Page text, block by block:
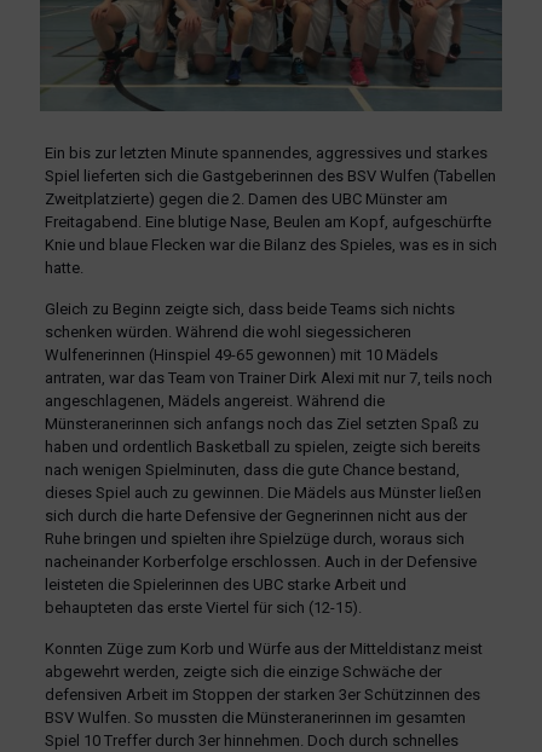
Ein bis zur letzten Minute spannendes, aggressives und starkes
Spiel lieferten sich die Gastgeberinnen des BSV Wulfen (Tabellen
Zweitplatzierte) gegen die 2. Damen des UBC Münster am
Freitagabend. Eine blutige Nase, Beulen am Kopf, aufgeschürfte
Knie und blaue Flecken war die Bilanz des Spieles, was es in sich
hatte.
Gleich zu Beginn zeigte sich, dass beide Teams sich nichts
schenken würden. Während die wohl siegessicheren
Wulfenerinnen (Hinspiel 49-65 gewonnen) mit 10 Mädels
antraten, war das Team von Trainer Dirk Alexi mit nur 7, teils noch
angeschlagenen, Mädels angereist. Während die
Münsteranerinnen sich anfangs noch das Ziel setzten Spaß zu
haben und ordentlich Basketball zu spielen, zeigte sich bereits
nach wenigen Spielminuten, dass die gute Chance bestand,
dieses Spiel auch zu gewinnen. Die Mädels aus Münster ließen
sich durch die harte Defensive der Gegnerinnen nicht aus der
Ruhe bringen und spielten ihre Spielzüge durch, woraus sich
nacheinander Korberfolge erschlossen. Auch in der Defensive
leisteten die Spielerinnen des UBC starke Arbeit und
behaupteten das erste Viertel für sich (12-15).
Konnten Züge zum Korb und Würfe aus der Mitteldistanz meist
abgewehrt werden, zeigte sich die einzige Schwäche der
defensiven Arbeit im Stoppen der starken 3er Schützinnen des
BSV Wulfen. So mussten die Münsteranerinnen im gesamten
Spiel 10 Treffer durch 3er hinnehmen. Doch durch schnelles